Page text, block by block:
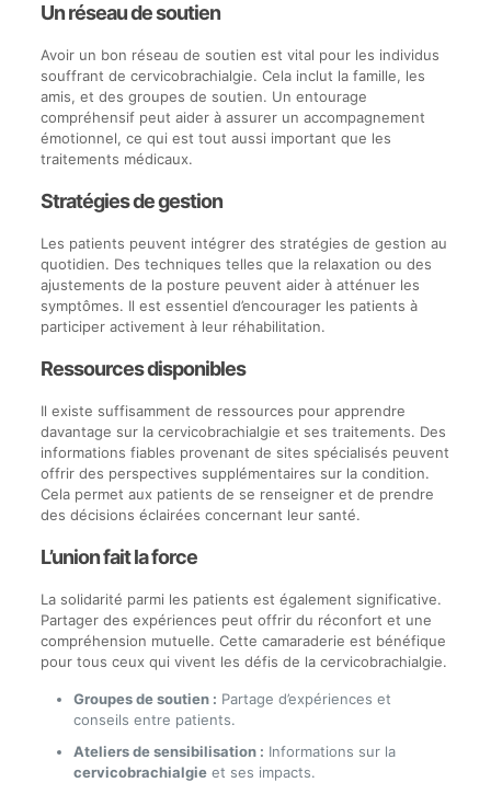
Un réseau de soutien
Avoir un bon réseau de soutien est vital pour les individus
souffrant de cervicobrachialgie. Cela inclut la famille, les
amis, et des groupes de soutien. Un entourage
compréhensif peut aider à assurer un accompagnement
émotionnel, ce qui est tout aussi important que les
traitements médicaux.
Stratégies de gestion
Les patients peuvent intégrer des stratégies de gestion au
quotidien. Des techniques telles que la relaxation ou des
ajustements de la posture peuvent aider à atténuer les
symptômes. Il est essentiel d’encourager les patients à
participer activement à leur réhabilitation.
Ressources disponibles
Il existe suffisamment de ressources pour apprendre
davantage sur la cervicobrachialgie et ses traitements. Des
informations fiables provenant de sites spécialisés peuvent
offrir des perspectives supplémentaires sur la condition.
Cela permet aux patients de se renseigner et de prendre
des décisions éclairées concernant leur santé.
L’union fait la force
La solidarité parmi les patients est également significative.
Partager des expériences peut offrir du réconfort et une
compréhension mutuelle. Cette camaraderie est bénéfique
pour tous ceux qui vivent les défis de la cervicobrachialgie.
Groupes de soutien : Partage d’expériences et
conseils entre patients.
Ateliers de sensibilisation : Informations sur la
cervicobrachialgieet ses impacts.